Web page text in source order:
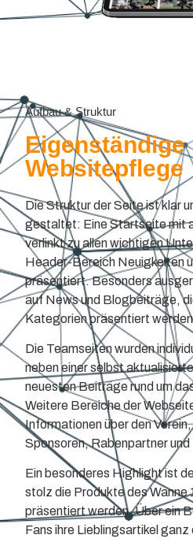
Aufbau & Struktur
Eigenständige
Websitepflege
Die Struktur der Seite ist klar
gestaltet: Eine Startseite mit
verlinkt zu allen wichtigen
Header-Bereich Neuigkeiten
präsentiert. Besonders
auf News und Blogbeiträge,
Kategorien präsentiert
Die Teamseiten wurden
neben einer selbst
neuesten Beiträge rund um
Weitere Bereiche der
Informationen über den
Sponsoren, Rabenpartner
Ein besonderes Highlight ist
stolz die Produkte des Wanne
präsentiert werden. Über ein
Fans ihre Lieblingsartikel